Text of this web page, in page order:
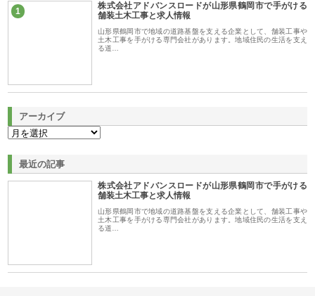
1
株式会社アドバンスロードが山形県鶴岡市で手がける
舗装土木工事と求人情報
山形県鶴岡市で地域の道路基盤を支える企業として、舗装工事や
土木工事を手がける専門会社があります。地域住民の生活を支え
る道…
アーカイブ
最近の記事
株式会社アドバンスロードが山形県鶴岡市で手がける
舗装土木工事と求人情報
山形県鶴岡市で地域の道路基盤を支える企業として、舗装工事や
土木工事を手がける専門会社があります。地域住民の生活を支え
る道…